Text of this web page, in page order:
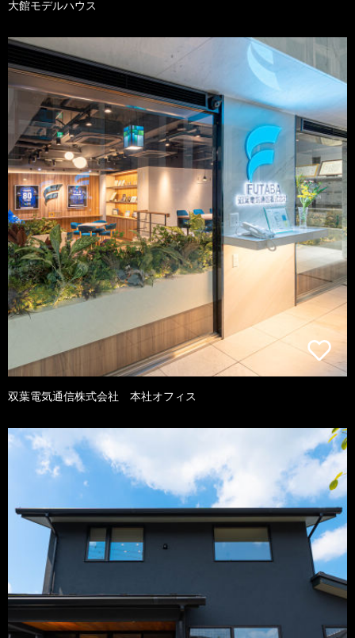
大館モデルハウス
双葉電気通信株式会社 本社オフィス